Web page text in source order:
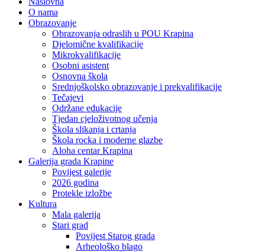
O nama
Obrazovanje
Obrazovanja odraslih u POU Krapina
Djelomične kvalifikacije
Mikrokvalifikacije
Osobni asistent
Osnovna škola
Srednjoškolsko obrazovanje i prekvalifikacije
Tečajevi
Održane edukacije
Tjedan cjeloživotnog učenja
Škola slikanja i crtanja
Škola rocka i moderne glazbe
Aloha centar Krapina
Galerija grada Krapine
Povijest galerije
2026 godina
Protekle izložbe
Kultura
Mala galerija
Stari grad
Povijest Starog grada
Arheološko blago